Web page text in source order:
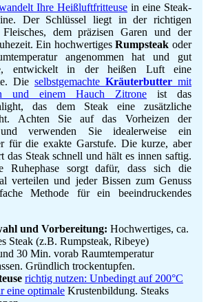
Ihre Heißluftfritteuse in eine Steak-
Der Schlüssel liegt in der richtigen
dem präzisen Garen und der
Ein hochwertigesRumpsteak oder
angenommen hat und gut
entwickelt in der heißen Luft eine
Die selbstgemachte Kräuterbutter mit
und einem Hauch Zitrone ist das
das dem Steak eine zusätzliche
Achten Sie auf das Vorheizen der
verwenden Sie idealerweise ein
für die exakte Garstufe. Die kurze, aber
das Steak schnell und hält es innen saftig.
Ruhephase sorgt dafür, dass sich die
verteilen und jeder Bissen zum Genuss
Methode für ein beeindruckendes
und Vorbereitung: Hochwertiges, ca.
Steak (z.B. Rumpsteak, Ribeye)
30 Min. vorab Raumtemperatur
Gründlich trockentupfen.
richtig nutzen: Unbedingt auf 200°C
eine optimale Krustenbildung. Steaks